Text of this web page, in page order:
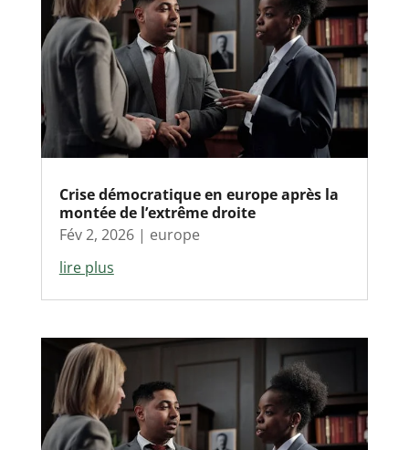
Crise démocratique en europe après la
montée de l’extrême droite
Fév 2, 2026| europe
lire plus